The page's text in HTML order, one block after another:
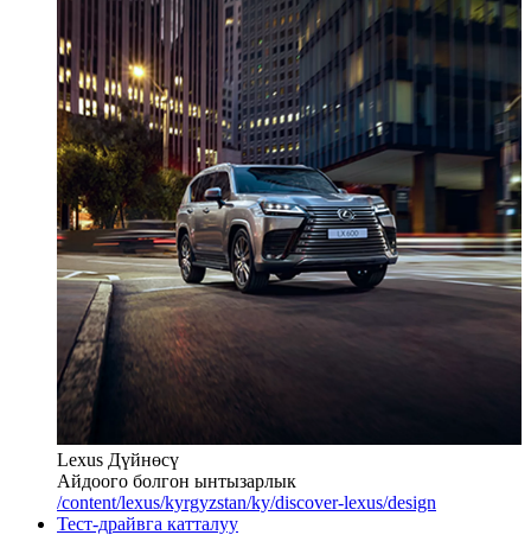
Lexus Дүйнөсү
Айдоого болгон ынтызарлык
/content/lexus/kyrgyzstan/ky/discover-lexus/design
Тест-драйвга катталуу